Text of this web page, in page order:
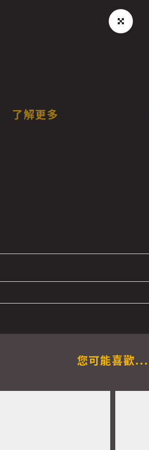
了解更多
您可能喜歡...